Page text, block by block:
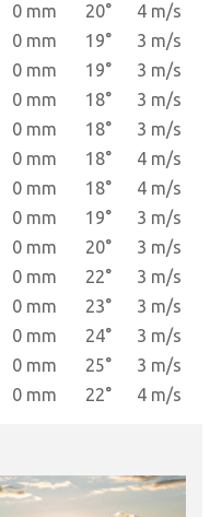
0 mm 20°
4 m/s
0 mm 19°
3 m/s
0 mm 19°
3 m/s
0 mm 18°
3 m/s
0 mm 18°
3 m/s
0 mm 18°
4 m/s
0 mm 18°
4 m/s
0 mm 19°
3 m/s
0 mm 20°
3 m/s
0 mm 22°
3 m/s
0 mm 23°
3 m/s
0 mm 24°
3 m/s
0 mm 25°
3 m/s
0 mm 22° 4 m/s